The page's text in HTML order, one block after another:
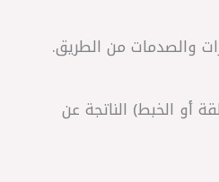
أو الخبط) الناتجة عن